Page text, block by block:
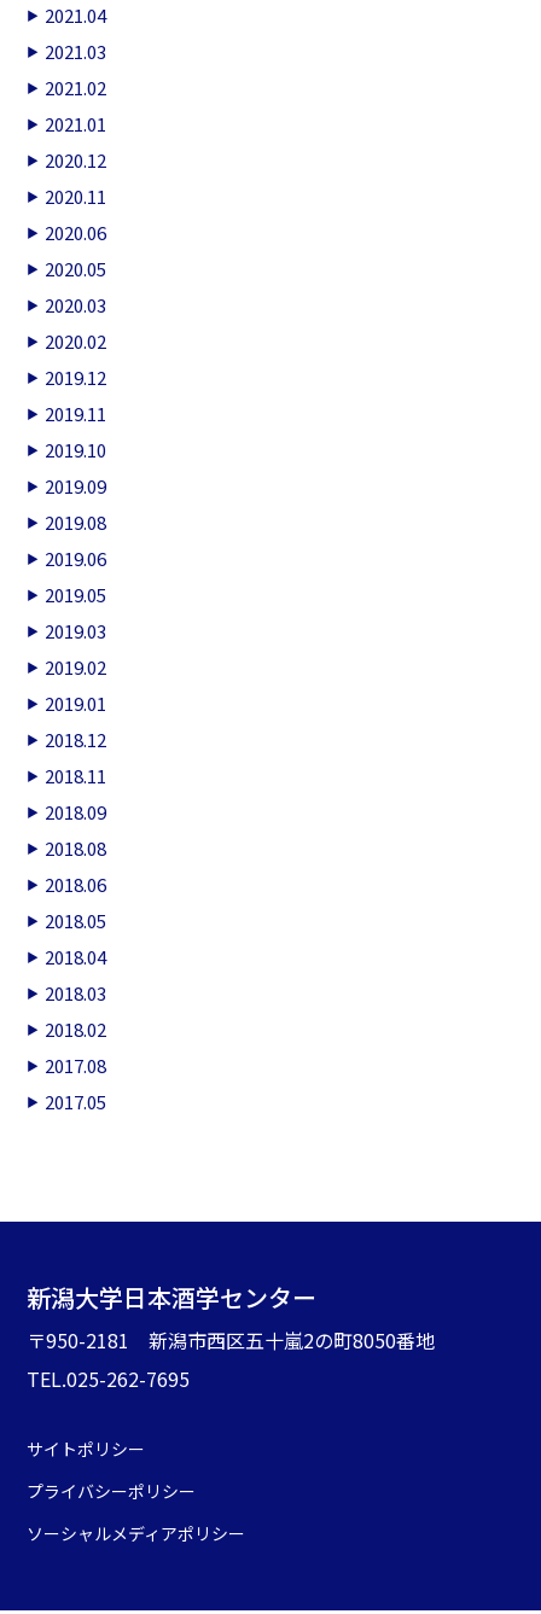
2021.04
2021.03
2021.02
2021.01
2020.12
2020.11
2020.06
2020.05
2020.03
2020.02
2019.12
2019.11
2019.10
2019.09
2019.08
2019.06
2019.05
2019.03
2019.02
2019.01
2018.12
2018.11
2018.09
2018.08
2018.06
2018.05
2018.04
2018.03
2018.02
2017.08
2017.05
新潟大学日本酒学センター
〒950-2181 新潟市西区五十嵐2の町8050番地
TEL.025-262-7695
サイトポリシー
プライバシーポリシー
ソーシャルメディアポリシー